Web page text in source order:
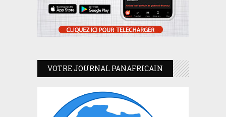
VOTRE JOURNAL PANAFRICAIN